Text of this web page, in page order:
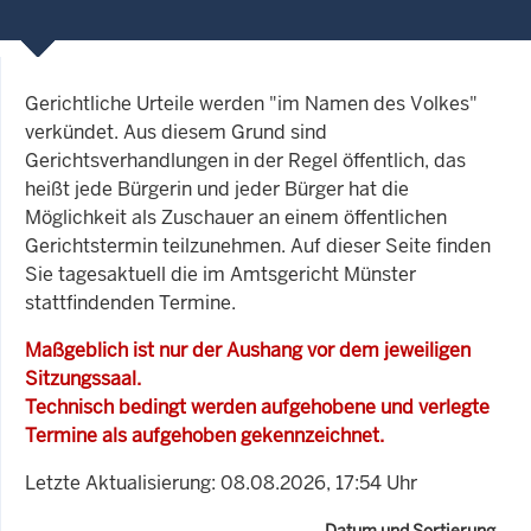
Gerichtliche Urteile werden "im Namen des Volkes"
verkündet. Aus diesem Grund sind
Gerichtsverhandlungen in der Regel öffentlich, das
heißt jede Bürgerin und jeder Bürger hat die
Möglichkeit als Zuschauer an einem öffentlichen
Gerichtstermin teilzunehmen. Auf dieser Seite finden
Sie tagesaktuell die im Amtsgericht Münster
stattfindenden Termine.
Maßgeblich ist nur der Aushang vor dem jeweiligen
Sitzungssaal.
Technisch bedingt werden aufgehobene und verlegte
Termine als aufgehoben gekennzeichnet.
Letzte Aktualisierung: 08.08.2026, 17:54 Uhr